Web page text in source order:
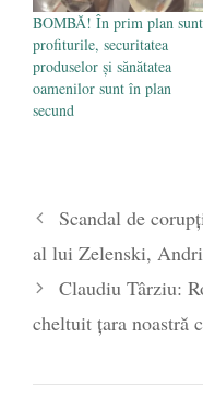
BOMBĂ! În prim plan sunt
profiturile, securitatea
produselor și sănătatea
oamenilor sunt în plan
secund
Scandal de
al lui Zelenski,
Claudiu Târziu:
cheltuit țara noastră